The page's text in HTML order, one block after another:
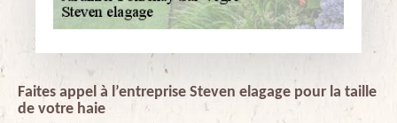
Faites appel à l’entreprise Steven elagage pour la taille
de votre haie